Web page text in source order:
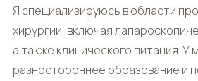
Я специализируюсь в области
хирургии, включая
а также клинического питания. У
разностороннее образование и